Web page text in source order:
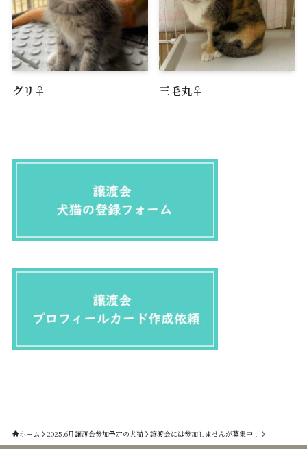
グリ♀ 三毛丸♀
ホーム 2025.6月譲渡会参加予定の犬猫 譲渡会には参加しませんが募集中！